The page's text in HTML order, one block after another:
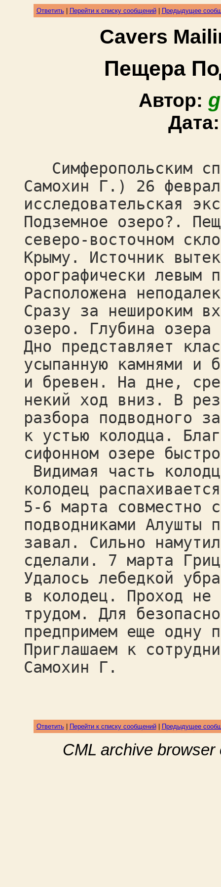
Ответить| Перейти к списку сообщений| Предыдущее
Cavers
Пещера
Автор:
Симферопольским
Самохин Г.) 26
исследовательская
Подземное озеро?.
северо-восточном
Крыму. Источник
орографически левым
Расположена
Сразу за нешироким
озеро. Глубина
Дно представляет
усыпанную камнями и
и бревен. На дне,
некий ход вниз. В
разбора подводного
к устью колодца.
сифонном озере
Видимая часть
колодец
5-6 марта совместно
подводниками Алушты
завал. Сильно
сделали. 7 марта
Удалось лебедкой
в колодец. Проход не
трудом. Для
предпримем еще одну
Приглашаем к
Самохин Г.
Ответить| Перейти к списку сообщений| Предыдущее
CML archive